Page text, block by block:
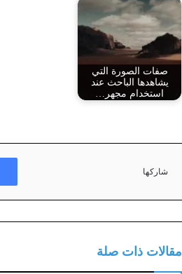
صفات الصورة التي
يشاهدها الباحث عند
استخدام مجهر…
شاركها
مقالات ذات صلة